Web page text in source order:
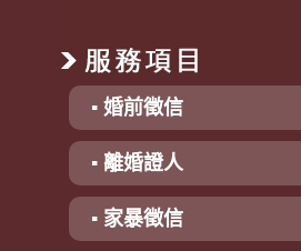
▪ 婚前徵信
▪ 離婚證人
▪ 家暴徵信